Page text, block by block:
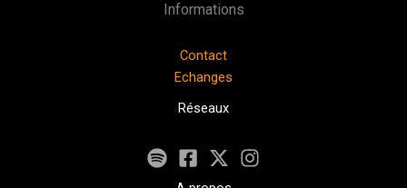
Informations
Contact
Echanges
Réseaux